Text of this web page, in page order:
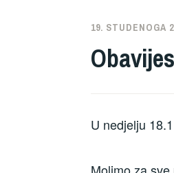
19. STUDENOGA
U nedjelju
Molimo za